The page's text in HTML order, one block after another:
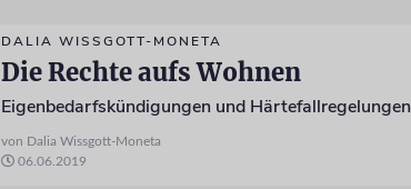
DALIA WISSGOTT-MONETA
Die Rechte aufs Wohnen
von Dalia Wissgott-Moneta
06.06.2019